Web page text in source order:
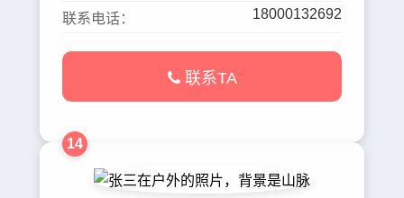
联系电话： 18000132692
联系TA
14